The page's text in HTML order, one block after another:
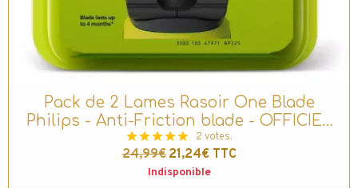
Pack de 2 Lames Rasoir One Blade
Philips - Anti-Friction blade - OFFICIEL
(QP225/50)
2 votes.
24,99€ 21,24€ TTC
Indisponible